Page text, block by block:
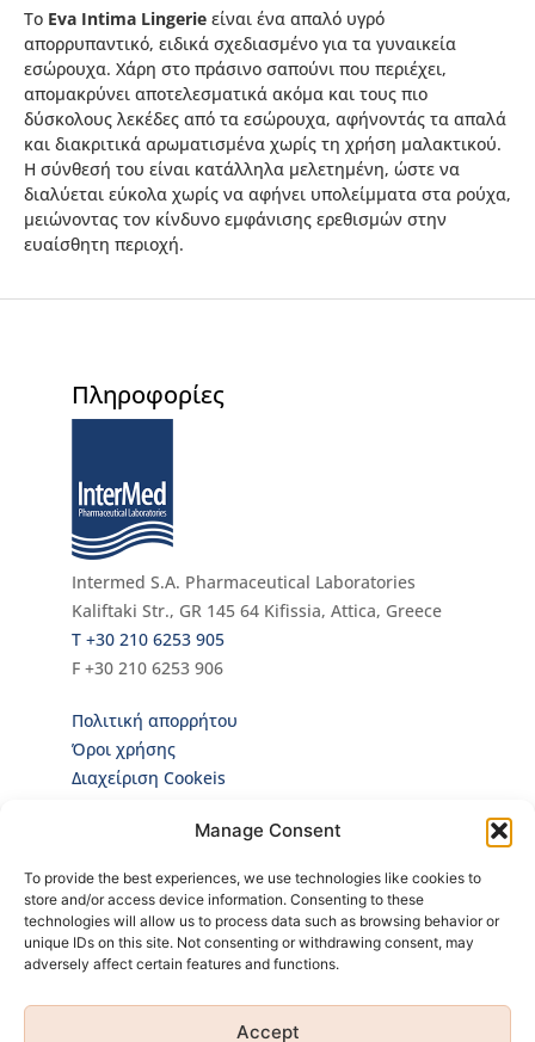
Manage Consent
To provide the best experiences, we use technologies like cookies to
store and/or access device information. Consenting to these
technologies will allow us to process data such as browsing behavior or
unique IDs on this site. Not consenting or withdrawing consent, may
adversely affect certain features and functions.
Accept
Το Eva Intima Lingerie είναι ένα απαλό υγρό
απορρυπαντικό, ειδικά σχεδιασμένο για τα γυναικεία
εσώρουχα. Χάρη στο πράσινο σαπούνι που περιέχει,
απομακρύνει αποτελεσματικά ακόμα και τους πιο
δύσκολους λεκέδες από τα εσώρουχα, αφήνοντάς τα απαλά
και διακριτικά αρωματισμένα χωρίς τη χρήση μαλακτικού.
Η σύνθεσή του είναι κατάλληλα μελετημένη, ώστε να
διαλύεται εύκολα χωρίς να αφήνει υπολείμματα στα ρούχα,
μειώνοντας τον κίνδυνο εμφάνισης ερεθισμών στην
ευαίσθητη περιοχή.
Πληροφορίες
Intermed S.A. Pharmaceutical Laboratories
Kaliftaki Str., GR 145 64 Κifissia, Attica, Greece
Τ +30 210 6253 905
F +30 210 6253 906
Πολιτική απορρήτου
Όροι χρήσης
Διαχείριση Cookeis
Κάνε εγγραφή στο Newsletter για να ενημερώνεσαι
πρώτος για όλα τα νέα μας και τα ολοκαίνουρια
προϊόντα μας!